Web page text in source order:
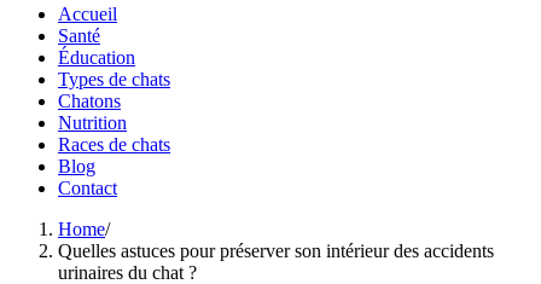
Accueil
Santé
Éducation
Types de chats
Chatons
Nutrition
Races de chats
Blog
Contact
Home/
Quelles astuces pour préserver son intérieur des accidents
urinaires du chat ?